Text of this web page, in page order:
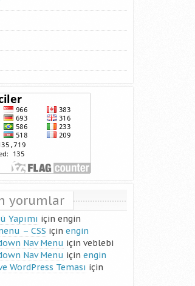
yorumlar
Yapımı için engin
– CSS için engin
Nav Menu için veblebi
Nav Menu için engin
WordPress Teması için